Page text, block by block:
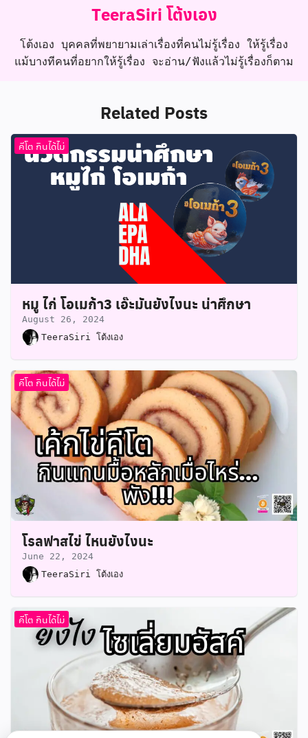
TeeraSiri โต้งเอง
โต้งเอง บุคคลที่พยายามเล่าเรื่องที่คนไม่รู้เรื่อง ให้รู้เรื่อง
แม้บางทีคนที่อยากให้รู้เรื่อง จะอ่าน/ฟังแล้วไม่รู้เรื่องก็ตาม
Related Posts
คีโต กินได้ไม่
หมู ไก่ โอเมก้า3 เอ๊ะมันยังไงนะ น่าศึกษา
August 26, 2024
TeeraSiri โต้งเอง
คีโต กินได้ไม่
โรลฟาสไข่ ไหนยังไงนะ
June 22, 2024
TeeraSiri โต้งเอง
คีโต กินได้ไม่